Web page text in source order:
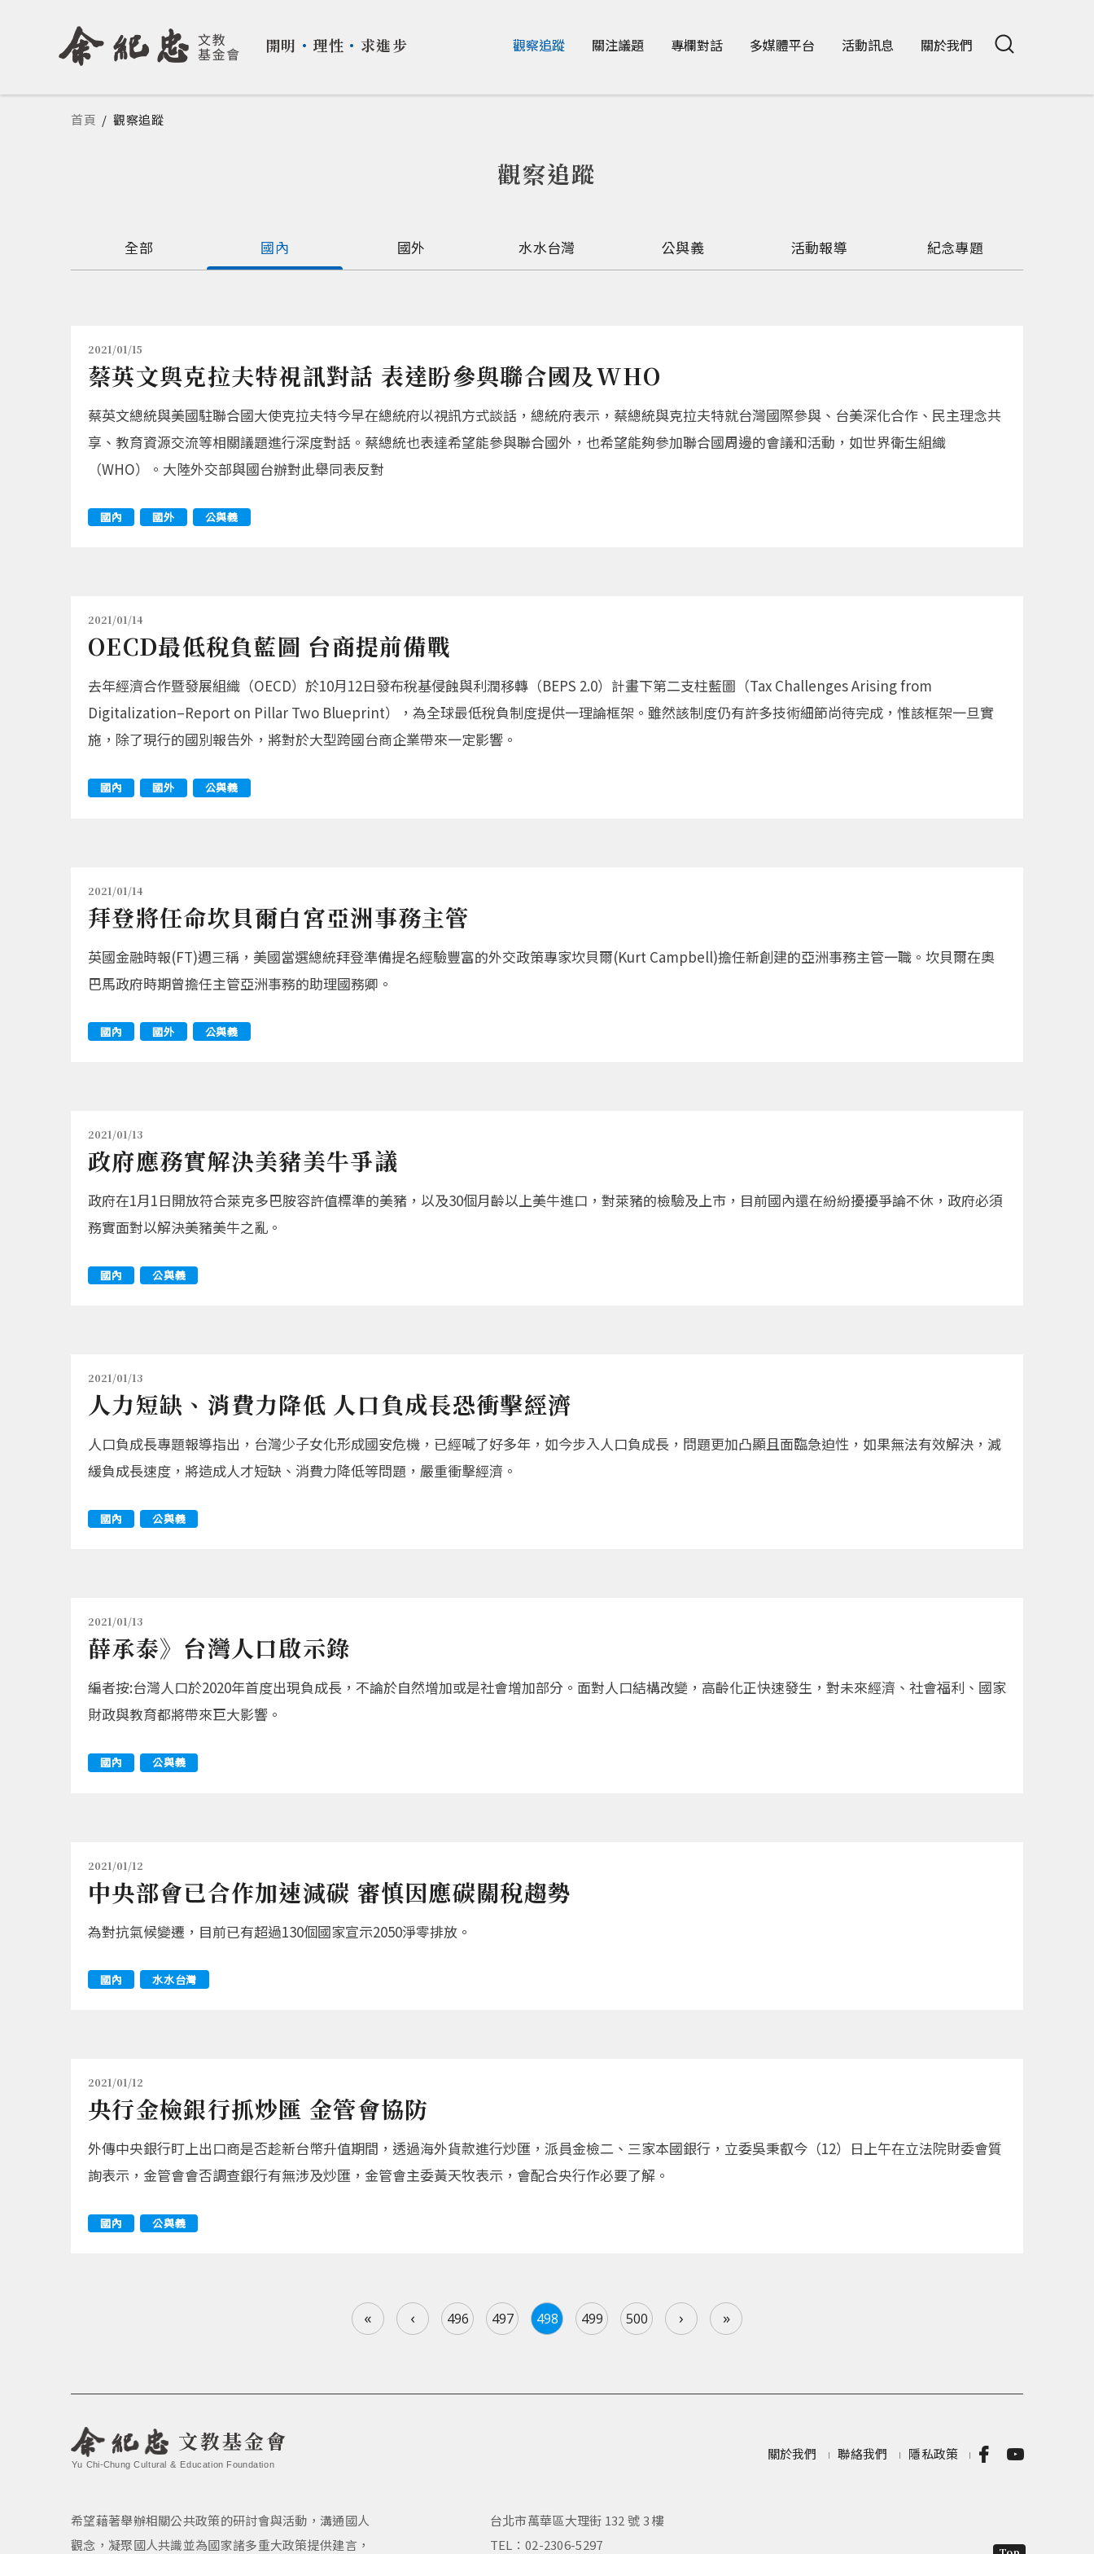
開明 ・ 理性 ・ 求進步 觀察追蹤 關注議題 專欄對話 多媒體平台 活動訊息 關於我們
您在這裡
首頁 / 觀察追蹤
觀察追蹤
全部 國內 國外 水水台灣 公與義 活動報導 紀念專題
2021/01/15
蔡英文與克拉夫特視訊對話 表達盼參與聯合國及WHO
蔡英文總統與美國駐聯合國大使克拉夫特今早在總統府以視訊方式談話，總統府表示，蔡總統與克拉夫特就台灣國際參與、台美深化合作、民主理念共
享、教育資源交流等相關議題進行深度對話。蔡總統也表達希望能參與聯合國外，也希望能夠參加聯合國周邊的會議和活動，如世界衛生組織
（WHO）。大陸外交部與國台辦對此舉同表反對
國內 國外 公與義
2021/01/14
OECD最低稅負藍圖 台商提前備戰
去年經濟合作暨發展組織（OECD）於10月12日發布稅基侵蝕與利潤移轉（BEPS 2.0）計畫下第二支柱藍圖（Tax Challenges Arising from
Digitalization–Report on Pillar Two Blueprint），為全球最低稅負制度提供一理論框架。雖然該制度仍有許多技術細節尚待完成，惟該框架一旦實
施，除了現行的國別報告外，將對於大型跨國台商企業帶來一定影響。
國內 國外 公與義
2021/01/14
拜登將任命坎貝爾白宮亞洲事務主管
英國金融時報(FT)週三稱，美國當選總統拜登準備提名經驗豐富的外交政策專家坎貝爾(Kurt Campbell)擔任新創建的亞洲事務主管一職。坎貝爾在奧
巴馬政府時期曾擔任主管亞洲事務的助理國務卿。
國內 國外 公與義
2021/01/13
政府應務實解決美豬美牛爭議
政府在1月1日開放符合萊克多巴胺容許值標準的美豬，以及30個月齡以上美牛進口，對萊豬的檢驗及上市，目前國內還在紛紛擾擾爭論不休，政府必須
務實面對以解決美豬美牛之亂。
國內 公與義
2021/01/13
人力短缺、消費力降低 人口負成長恐衝擊經濟
人口負成長專題報導指出，台灣少子女化形成國安危機，已經喊了好多年，如今步入人口負成長，問題更加凸顯且面臨急迫性，如果無法有效解決，減
緩負成長速度，將造成人才短缺、消費力降低等問題，嚴重衝擊經濟。
國內 公與義
2021/01/13
薛承泰》台灣人口啟示錄
編者按:台灣人口於2020年首度出現負成長，不論於自然增加或是社會增加部分。面對人口結構改變，高齡化正快速發生，對未來經濟、社會福利、國家
財政與教育都將帶來巨大影響。
國內 公與義
2021/01/12
中央部會已合作加速減碳 審慎因應碳關稅趨勢
為對抗氣候變遷，目前已有超過130個國家宣示2050淨零排放。
國內 水水台灣
2021/01/12
央行金檢銀行抓炒匯 金管會協防
外傳中央銀行盯上出口商是否趁新台幣升值期間，透過海外貨款進行炒匯，派員金檢二、三家本國銀行，立委吳秉叡今（12）日上午在立法院財委會質
詢表示，金管會會否調查銀行有無涉及炒匯，金管會主委黃天牧表示，會配合央行作必要了解。
國內 公與義
« ‹ 496 497 498 499 500 › »
文教基金會
Yu Chi-Chung Cultural & Education Foundation
關於我們 聯絡我們 隱私政策
希望藉著舉辦相關公共政策的研討會與活動，溝通國人
觀念，凝聚國人共識並為國家諸多重大政策提供建言，
台北市萬華區大理街 132 號 3 樓
TEL：02-2306-5297